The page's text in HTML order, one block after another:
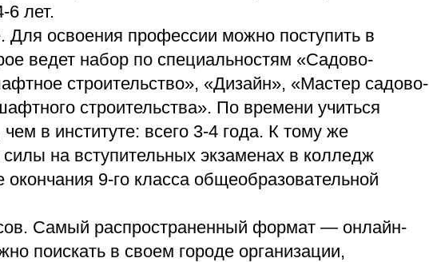
6 лет.
Для освоения профессии можно поступить в
ведет набор по специальностям «Садово-
строительство», «Дизайн», «Мастер садово-
строительства». По времени учиться
в институте: всего 3-4 года. К тому же
на вступительных экзаменах в колледж
9-го класса общеобразовательной
Самый распространенный формат — онлайн-
поискать в своем городе организации,